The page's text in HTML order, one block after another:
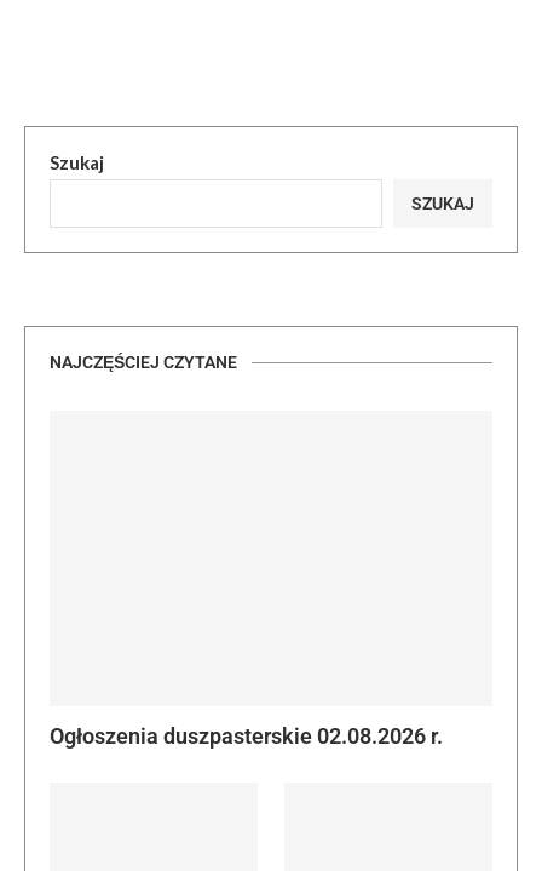
Szukaj
SZUKAJ
NAJCZĘŚCIEJ CZYTANE
Ogłoszenia duszpasterskie 02.08.2026 r.